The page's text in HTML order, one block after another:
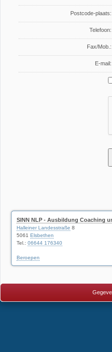
Postcode-plaats:
Telefoon:
Fax/Mob.:
E-mail:
SINN NLP - Ausbildung Coaching
Halleiner Landesstraße 8
5061 Elsbethen
Tel.: 06644 176340
Beroepen